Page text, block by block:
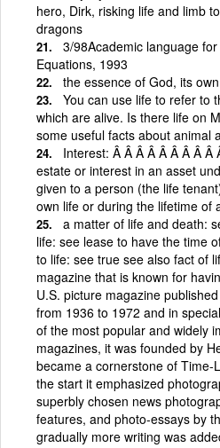
hero, Dirk, risking life and limb
dragons
3/98Academic language
Equations, 1993
the essence of God, its
You can use life to refer to
which are alive. Is there life on
some useful facts about animal
Interest: Â Â Â Â Â Â Â Â
estate or interest in an asset
given to a person (the life
own life or during the lifetime of
a matter of life and death:
life: see lease to have the time
to life: see true see also fact of
magazine that is known for
U.S. picture magazine
from 1936 to 1972 and in
of the most popular and widely
magazines, it was founded by
became a cornerstone of Time-
the start it emphasized
superbly chosen news
features, and photo-essays by
gradually more writing was